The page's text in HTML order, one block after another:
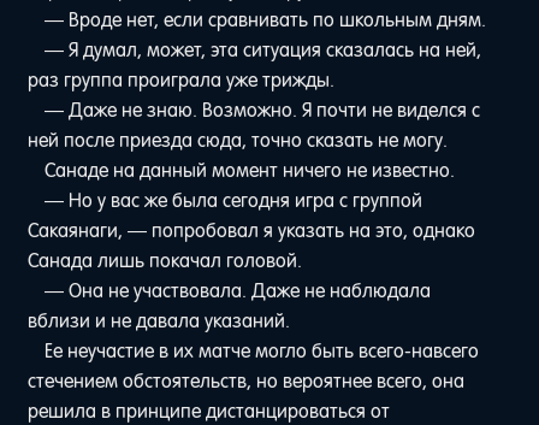
— Вроде нет, если сравнивать по школьным дням.
— Я думал, может, эта ситуация сказалась на ней,
раз группа проиграла уже трижды.
— Даже не знаю. Возможно. Я почти не виделся с
ней после приезда сюда, точно сказать не могу.
Санаде на данный момент ничего не известно.
— Но у вас же была сегодня игра с группой
Сакаянаги, — попробовал я указать на это, однако
Санада лишь покачал головой.
— Она не участвовала. Даже не наблюдала
вблизи и не давала указаний.
Ее неучастие в их матче могло быть всего-навсего
стечением обстоятельств, но вероятнее всего, она
решила в принципе дистанцироваться от